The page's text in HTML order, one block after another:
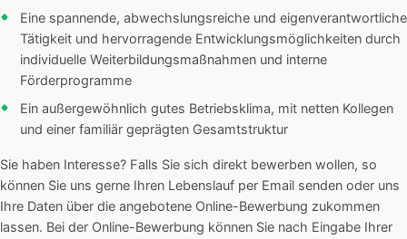
Eine spannende, abwechslungsreiche und eigenverantwortliche
Tätigkeit und hervorragende Entwicklungsmöglichkeiten durch
individuelle Weiterbildungsmaßnahmen und interne
Förderprogramme
Ein außergewöhnlich gutes Betriebsklima, mit netten Kollegen
und einer familiär geprägten Gesamtstruktur
Sie haben Interesse? Falls Sie sich direkt bewerben wollen, so
können Sie uns gerne Ihren Lebenslauf per Email senden oder uns
Ihre Daten über die angebotene Online-Bewerbung zukommen
lassen. Bei der Online-Bewerbung können Sie nach Eingabe Ihrer